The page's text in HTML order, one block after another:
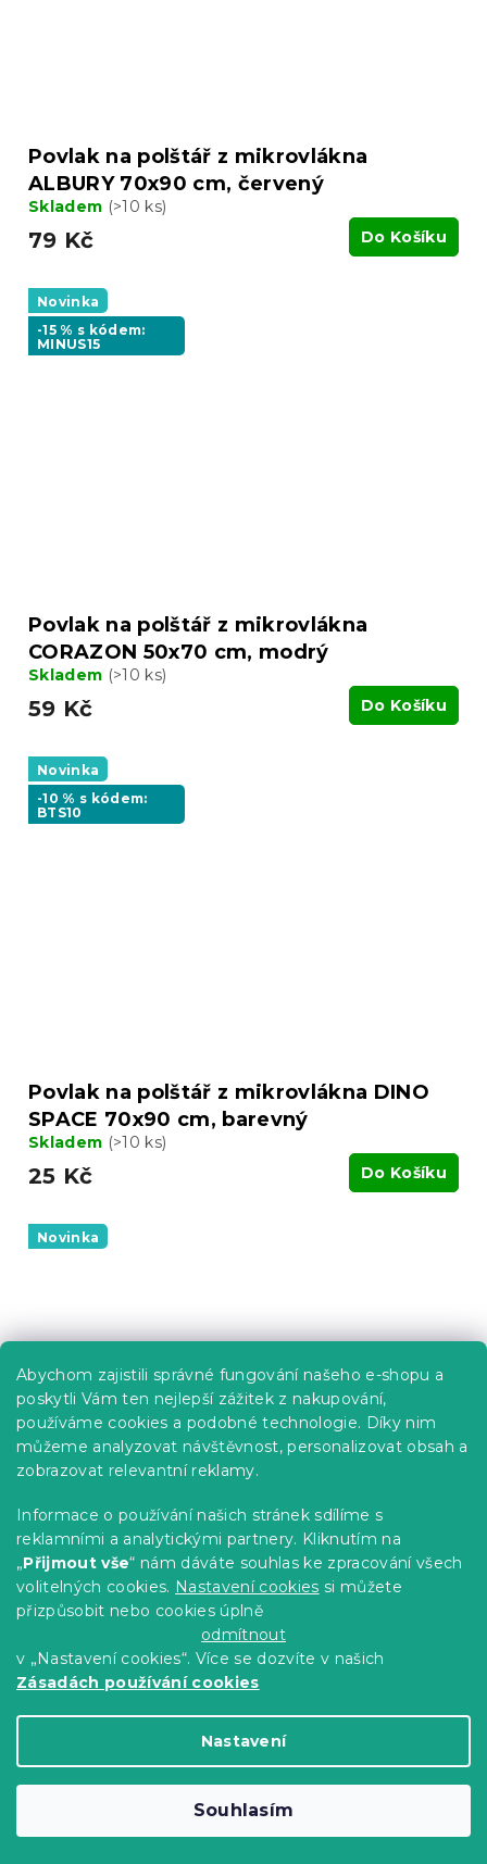
Abychom zajistili správné fungování našeho e-shopu a
poskytli Vám ten nejlepší zážitek z nakupování,
používáme cookies a podobné technologie. Díky nim
můžeme analyzovat návštěvnost, personalizovat obsah a
zobrazovat relevantní reklamy.
Informace o používání našich stránek sdílíme s
reklamními a analytickými partnery. Kliknutím na
„Přijmout vše“ nám dáváte souhlas ke zpracování všech
volitelných cookies. Nastavení cookies si můžete
přizpůsobit nebo cookies úplně
odmítnout
v „Nastavení cookies“. Více se dozvíte v našich
Zásadách používání cookies
Nastavení
Souhlasím
Povlak na polštář z mikrovlákna
ALBURY 70x90 cm, červený
Skladem (>10 ks)
79 Kč Do Košíku
Novinka
-15 % s kódem:
MINUS15
Povlak na polštář z mikrovlákna
CORAZON 50x70 cm, modrý
Skladem (>10 ks)
59 Kč Do Košíku
Novinka
-10 % s kódem:
BTS10
Povlak na polštář z mikrovlákna DINO
SPACE 70x90 cm, barevný
Skladem (>10 ks)
25 Kč Do Košíku
Novinka
Prostěradlo z mikrovlákna ALBURY
červené 90x200 cm
Skladem (>10 ks)